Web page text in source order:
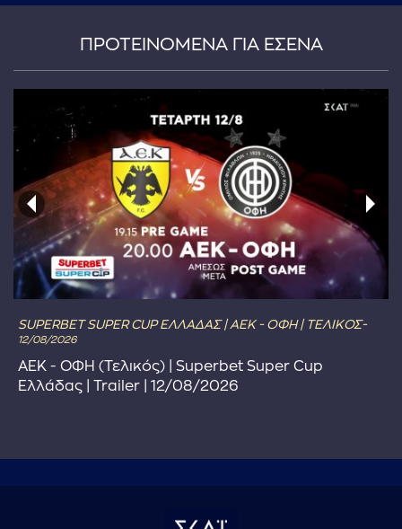
ΠΡΟΤΕΙΝΟΜΕΝΑ ΓΙΑ ΕΣΕΝΑ
SUPERBET SUPER CUP ΕΛΛΑΔΑΣ | ΑΕΚ - ΟΦΗ | ΤΕΛΙΚΟΣ-
12/08/2026
ΑΕΚ - ΟΦΗ (Τελικός) | Superbet Super Cup
Ελλάδας | Trailer | 12/08/2026